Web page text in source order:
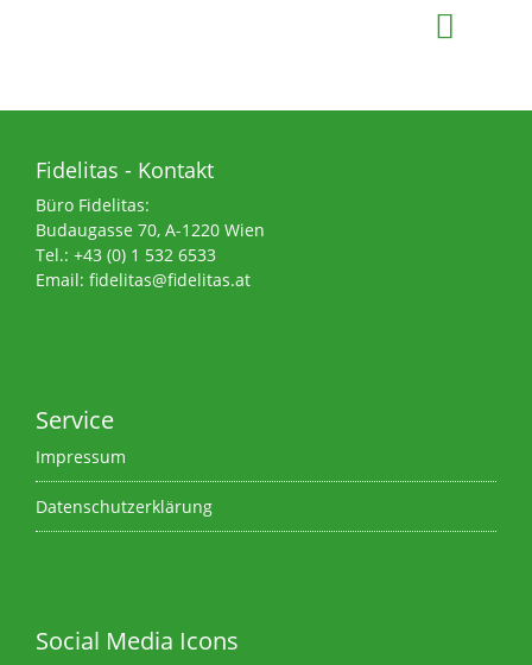
Fidelitas - Kontakt
Büro Fidelitas:
Budaugasse 70, A-1220 Wien
Tel.: +43 (0) 1 532 6533
Email: fidelitas@fidelitas.at
Service
Impressum
Datenschutzerklärung
Social Media Icons